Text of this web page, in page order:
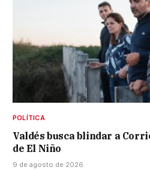
POLÍTICA
Valdés busca blindar a
de El Niño
9 de agosto de 2026